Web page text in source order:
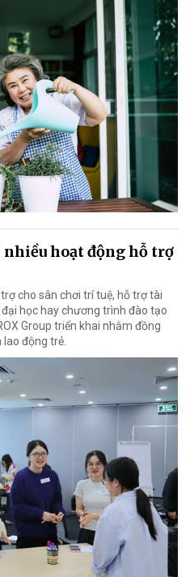
hoạt động hỗ trợ
cho sân chơi trí tuệ, hỗ trợ tài
học hay chương trình đào tạo
Group triển khai nhằm đồng
lao động trẻ.